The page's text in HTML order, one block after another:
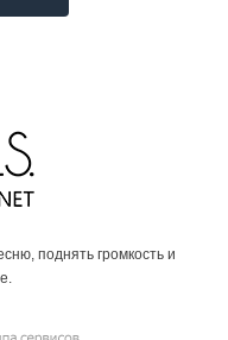
поднять громкость и